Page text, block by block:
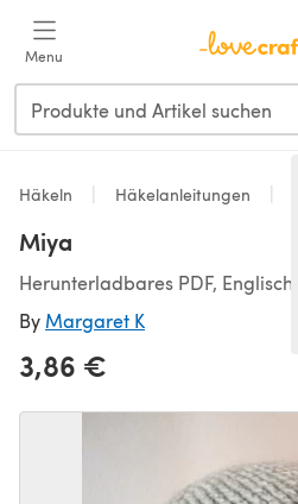
Menu
Häkeln Häkelanleitungen
Miya
Herunterladbares PDF, Englisch
By Margaret K
3,86 €